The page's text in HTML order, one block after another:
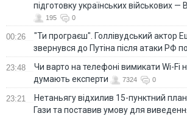
підготовку українських військових —
195 0
00:26
"Ти програєш". Голлівудський актор
звернувся до Путіна після атаки РФ
23:48
Чи варто на телефонi вимикати Wi-Fi
думають експерти
7324 0
23:21
Нетаньягу відхилив 15-пунктний
Гази та поставив умову для